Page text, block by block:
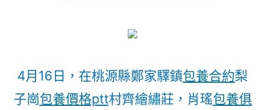
4月16日，在桃源縣鄭家驛鎮包養合約梨
子崗包養價格ptt村齊繪繡莊，肖瑤包養俱